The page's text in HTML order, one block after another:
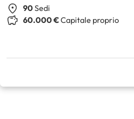
90 Sedi
60.000 €Capitale proprio